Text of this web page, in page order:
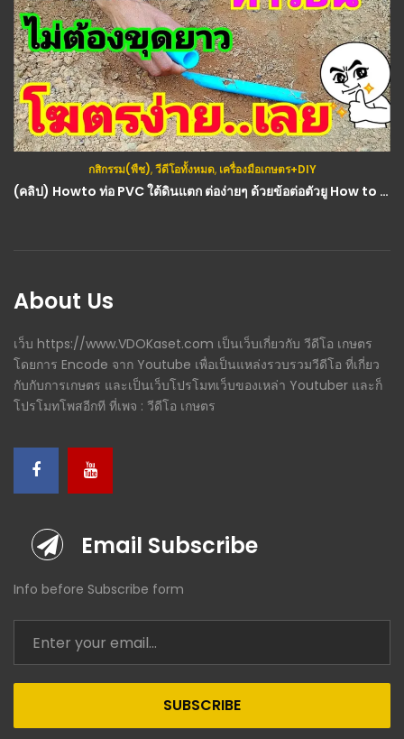
กสิกรรม(พืช),วีดีโอทั้งหมด, เครื่องมือเกษตร+DIY
(คลิป) Howto ท่อ PVC ใต้ดินแตก ต่อง่ายๆ ด้วยข้อต่อตัวยู How to repair broken PVC pipes
About Us
เว็บ https://www.VDOKaset.com เป็นเว็บเกี่ยวกับ วีดีโอ เกษตร
โดยการ Encode จาก Youtube เพื่อเป็นแหล่งรวบรวมวีดีโอ ที่เกี่ยว
กับกับการเกษตร และเป็นเว็บโปรโมทเว็บของเหล่า Youtuber และก็
โปรโมทโพสอีกที ที่เพจ : วีดีโอ เกษตร
Email Subscribe
Info before Subscribe form
SUBSCRIBE